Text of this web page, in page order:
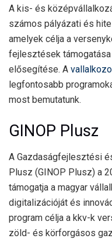
A kis- és
számos pályázati és
amelyek célja a
fejlesztések
elősegítése. A
legfontosabb
most bemutatunk.
GINOP Plusz
A Gazdaságfejlesztési
Plusz (GINOP Plusz) a
támogatja a magyar
digitalizációját és
program célja a kkv-k
zöld- és körforgásos